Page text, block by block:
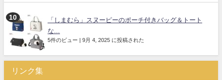
「しまむら」スヌーピーのポーチ付きバッグ＆トート
な...
5件のビュー | 9月 4, 2025 に投稿された
リンク集